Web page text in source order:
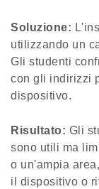
Soluzione:
utilizzando un
Gli studenti
con gli indirizzi
dispositivo.
Risultato: Gli
sono utili ma
o un'ampia
il dispositivo o